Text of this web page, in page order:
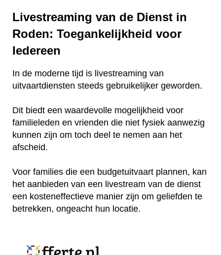
Livestreaming van de Dienst in
Roden: Toegankelijkheid voor
Iedereen
In de moderne tijd is livestreaming van
uitvaartdiensten steeds gebruikelijker geworden.
Dit biedt een waardevolle mogelijkheid voor
familieleden en vrienden die niet fysiek aanwezig
kunnen zijn om toch deel te nemen aan het
afscheid.
Voor families die een budgetuitvaart plannen, kan
het aanbieden van een livestream van de dienst
een kosteneffectieve manier zijn om geliefden te
betrekken, ongeacht hun locatie.